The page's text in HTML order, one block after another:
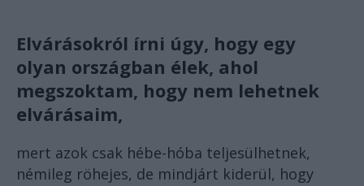
Elvárásokról írni úgy, hogy egy
olyan országban élek, ahol
megszoktam, hogy nem lehetnek
elvárásaim,
mert azok csak hébe-hóba teljesülhetnek,
némileg röhejes, de mindjárt kiderül, hogy